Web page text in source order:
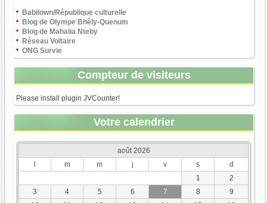
Babilown/République culturelle
Blog de Olympe Bhêly-Quenum
Blog de Mahalia Nteby
Réseau Voltaire
ONG Survie
Compteur de visiteurs
Please install plugin JVCounter!
Votre calendrier
août 2026
l
m m j v s
d
1
2
3
4 5 6 7 8
9